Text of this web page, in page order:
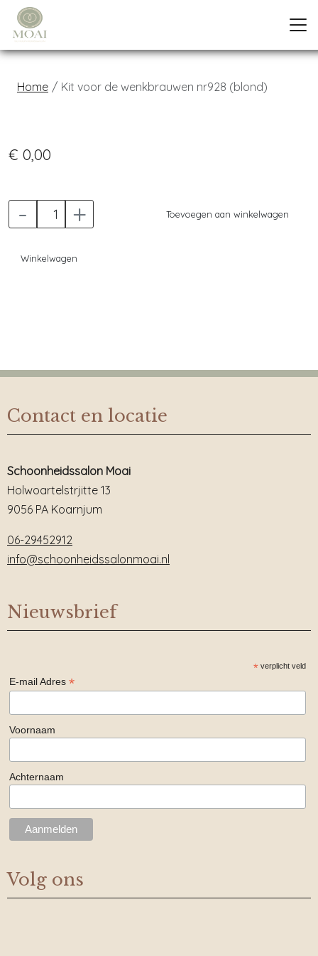
Home Kit voor de wenkbrauwen nr928 (blond)
€ 0,00
- + Toevoegen aan winkelwagen
Winkelwagen
Contact en locatie
Schoonheidssalon Moai
Holwoartelstrjitte 13
9056 PA Koarnjum
06-29452912
info@schoonheidssalonmoai.nl
Nieuwsbrief
*verplicht veld
E-mail Adres*
Voornaam
Achternaam
Volg ons